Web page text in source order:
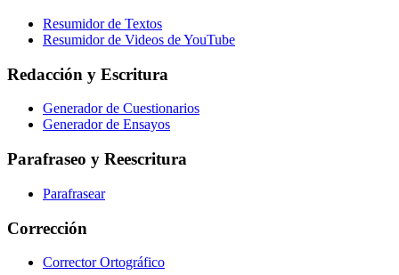
Resumidor de Textos
Resumidor de Videos de YouTube
Redacción y Escritura
Generador de Cuestionarios
Generador de Ensayos
Parafraseo y Reescritura
Parafrasear
Corrección
Corrector Ortográfico